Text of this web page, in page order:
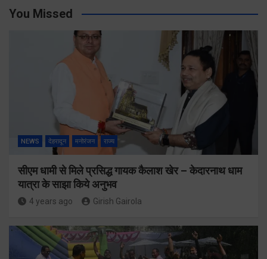
You Missed
NEWS देहरादून मनोरंजन राज्य
सीएम धामी से मिले प्रसिद्ध गायक कैलाश खेर – केदारनाथ धाम
यात्रा के साझा किये अनुभव
4 years ago Girish Gairola